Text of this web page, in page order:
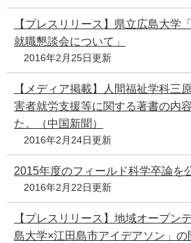
【プレスリリース】県立広島大学
就職懇談会について」
2016年2月25日更新
【メディア掲載】人間福祉学科三
害者就労支援等に関する著書の内
た。（中国新聞）
2016年2月24日更新
2015年度のフィールド科学卒論を
2016年2月22日更新
【プレスリリース】地域オープン
島大学×江田島市アイデアソン」の